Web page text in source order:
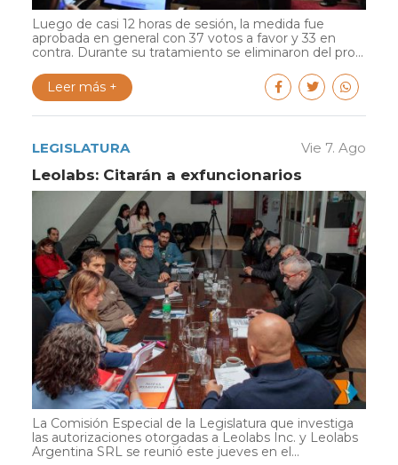
Luego de casi 12 horas de sesión, la medida fue
aprobada en general con 37 votos a favor y 33 en
contra. Durante su tratamiento se eliminaron del pro...
Leer más +
LEGISLATURA Vie 7. Ago
Leolabs: Citarán a exfuncionarios
La Comisión Especial de la Legislatura que investiga
las autorizaciones otorgadas a Leolabs Inc. y Leolabs
Argentina SRL se reunió este jueves en el...